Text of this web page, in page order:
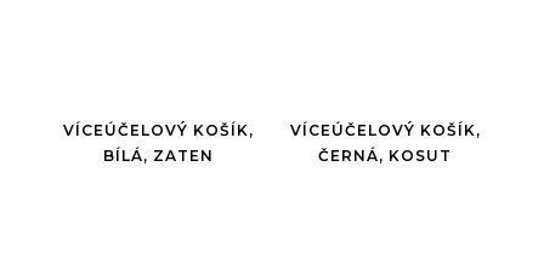
VÍCEÚČELOVÝ KOŠÍK,
BÍLÁ, ZATEN
VÍCEÚČELOVÝ KOŠÍK,
ČERNÁ, KOSUT